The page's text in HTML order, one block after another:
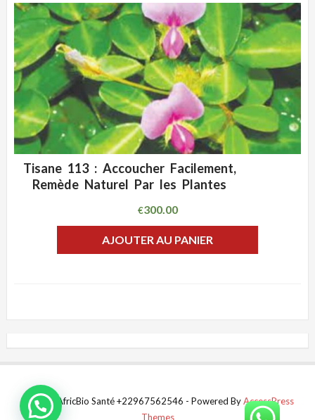
CLIQUEZ POUR VOIR
ADD WISHLIST
Tisane 113 : Accoucher Facilement,
Remède Naturel Par les Plantes
€300.00
AJOUTER AU PANIER
© 2024 AfricBio Santé +22967562546 - Powered ByAccessPress
Themes
Aide(help)